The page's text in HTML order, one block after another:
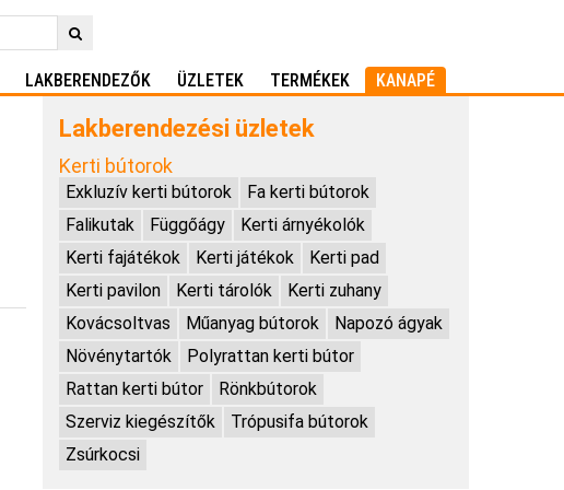
LAKBERENDEZŐK ÜZLETEK TERMÉKEK KANAPÉ
Lakberendezési üzletek
Kerti bútorok
Exkluzív kerti bútorok
Fa kerti bútorok
Falikutak
Függőágy
Kerti árnyékolók
Kerti fajátékok
Kerti játékok
Kerti pad
Kerti pavilon
Kerti tárolók
Kerti zuhany
Kovácsoltvas
Műanyag bútorok
Napozó ágyak
Növénytartók
Polyrattan kerti bútor
Rattan kerti bútor
Rönkbútorok
Szerviz kiegészítők
Trópusifa bútorok
Zsúrkocsi